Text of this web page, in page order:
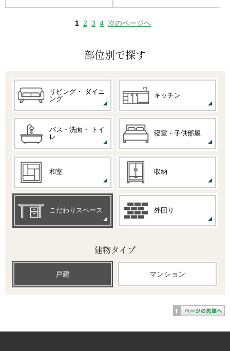
部位別で探す
リビング・
ダイニ
ング
キッチン
バス・洗面・
トイ
レ
寝室・子供部屋
和室 収納
こだわりスペース 外回り
建物タイプ
戸建 マンション
1 2 3 4 次のページヘ